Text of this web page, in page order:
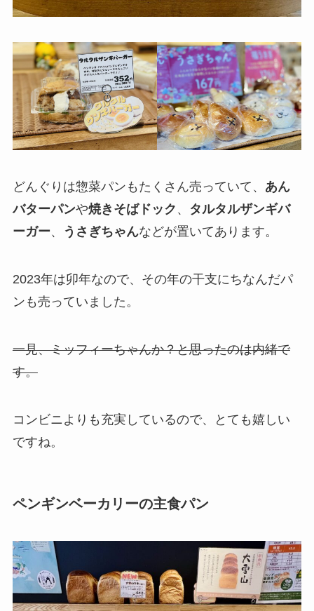
どんぐりは惣菜パンもたくさん売っていて、 あん
バターパンや焼きそばドック 、
タルタルザンギバ
ーガー、 うさぎちゃんなどが置いてあります。
2023年は卯年なので、その年の干支にちなんだパ
ンも売っていました。
一見、ミッフィーちゃんか？と思ったのは内緒で
す。
コンビニよりも充実しているので、とても嬉しい
ですね。
ペンギンベーカリーの主食パン